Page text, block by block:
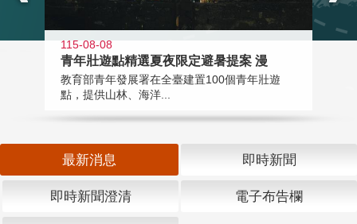
115-08-08
青年壯遊點精選夏夜限定避暑提案 漫
教育部青年發展署在全臺建置100個青年壯遊
點，提供山林、海洋...
最新消息 即時新聞
即時新聞澄清 電子布告欄